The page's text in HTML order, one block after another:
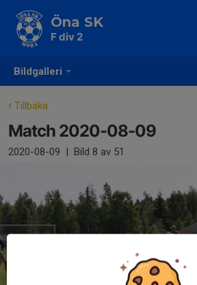
Bildgalleri
Öna SK
F div 2
Tillbaka
Match 2020-08-09
2020-08-09 | Bild 8 av 51